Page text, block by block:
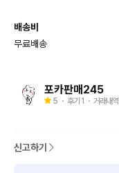
배송비
무료배송
포카판매245
5 ・ 후기 1 ・ 거래내역
신고하기